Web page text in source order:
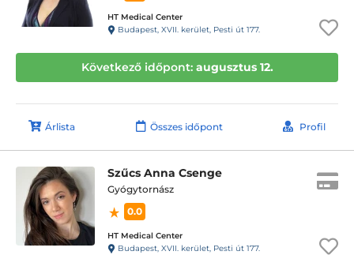
HT Medical Center
Budapest, XVII. kerület, Pesti út 177.
Következő időpont: augusztus 12.
Árlista Összes időpont Profil
Szűcs Anna Csenge
Gyógytornász
0.0
HT Medical Center
Budapest, XVII. kerület, Pesti út 177.